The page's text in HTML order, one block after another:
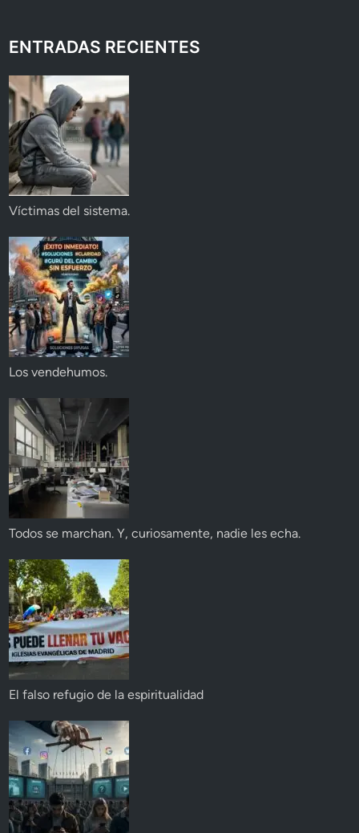
ENTRADAS RECIENTES
Víctimas del sistema.
Los vendehumos.
Todos se marchan. Y, curiosamente, nadie les echa.
El falso refugio de la espiritualidad